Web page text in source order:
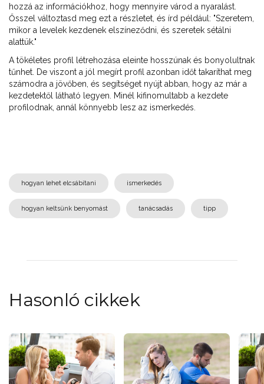
hozzá az információkhoz, hogy mennyire várod a nyaralást.
Ősszel változtasd meg ezt a részletet, és írd például: "Szeretem,
mikor a levelek kezdenek elszíneződni, és szeretek sétálni
alattük."
A tökéletes profil létrehozása eleinte hosszúnak és bonyolultnak
tűnhet. De viszont a jól megírt profil azonban időt takaríthat meg
számodra a jövőben, és segítséget nyújt abban, hogy az már a
kezdetektől látható legyen. Minél kifinomultabb a kezdete
profilodnak, annál könnyebb lesz az ismerkedés.
hogyan lehet elcsábítani ismerkedés
hogyan keltsünk benyomást tanácsadás tipp
Hasonló cikkek